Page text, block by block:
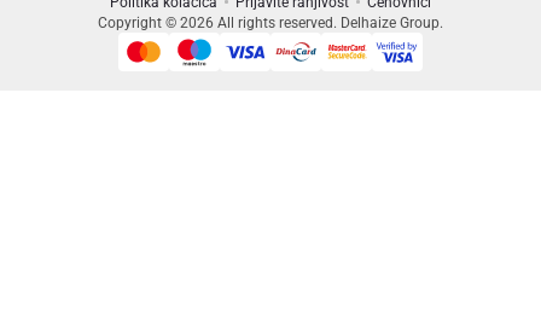
Copyright © 2026 All rights reserved. Delhaize Group.